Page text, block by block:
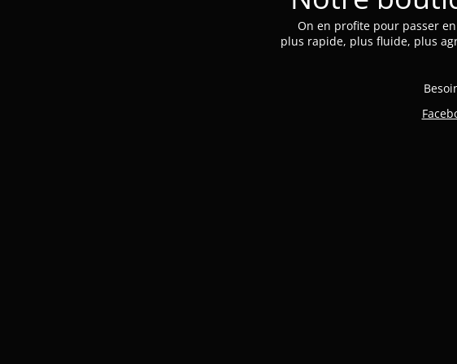
On en profite pour passer
plus rapide, plus fluide, plus